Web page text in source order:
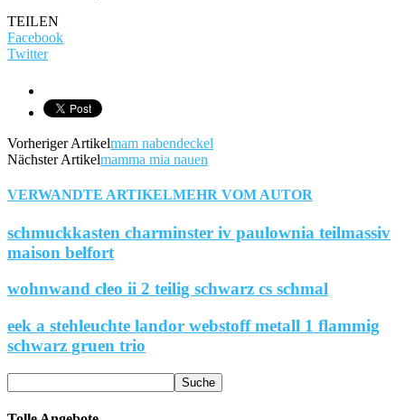
TEILEN
Facebook
Twitter
Vorheriger Artikelmam nabendeckel
Nächster Artikelmamma mia nauen
VERWANDTE ARTIKELMEHR VOM AUTOR
schmuckkasten charminster iv paulownia teilmassiv
maison belfort
wohnwand cleo ii 2 teilig schwarz cs schmal
eek a stehleuchte landor webstoff metall 1 flammig
schwarz gruen trio